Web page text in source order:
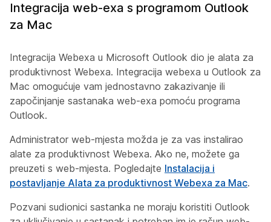
Integracija web-exa s programom Outlook
za Mac
Integracija Webexa u Microsoft Outlook dio je alata za
produktivnost Webexa. Integracija webexa u Outlook za
Mac omogućuje vam jednostavno zakazivanje ili
započinjanje sastanaka web-exa pomoću programa
Outlook.
Administrator web-mjesta možda je za vas instalirao
alate za produktivnost Webexa. Ako ne, možete ga
preuzeti s web-mjesta. Pogledajte Instalacija i
postavljanje Alata za produktivnost Webexa za Mac.
Pozvani sudionici sastanka ne moraju koristiti Outlook